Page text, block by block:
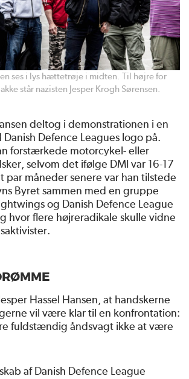
ses i lys hættetrøje i midten. Til højre for
står nazisten Jesper Krogh Sørensen.
deltog i demonstrationen i en
Defence Leagues logo på.
forstærkede motorcykel- eller
selvom det ifølge DMI var 16-17
par måneder senere var han tilstede
Byret sammen med en gruppe
og Danish Defence League
hvor flere højreradikale skulle vidne
Hassel Hansen, at handskerne
vil være klar til en konfrontation:
fuldstændig åndsvagt ikke at være
af Danish Defence League